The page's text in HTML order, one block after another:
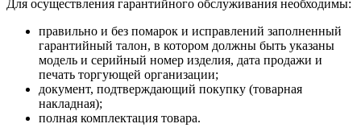
Для осуществления гарантийного обслуживания необходимы:
правильно и без помарок и исправлений заполненный
гарантийный талон, в котором должны быть указаны
модель и серийный номер изделия, дата продажи и
печать торгующей организации;
документ, подтверждающий покупку (товарная
накладная);
полная комплектация товара.